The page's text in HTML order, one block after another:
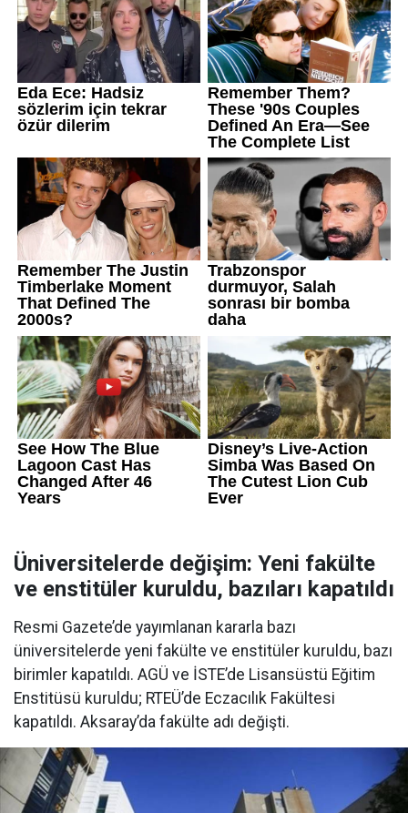
Üniversitelerde değişim: Yeni fakülte
ve enstitüler kuruldu, bazıları kapatıldı
Resmi Gazete’de yayımlanan kararla bazı
üniversitelerde yeni fakülte ve enstitüler kuruldu, bazı
birimler kapatıldı. AGÜ ve İSTE’de Lisansüstü Eğitim
Enstitüsü kuruldu; RTEÜ’de Eczacılık Fakültesi
kapatıldı. Aksaray’da fakülte adı değişti.